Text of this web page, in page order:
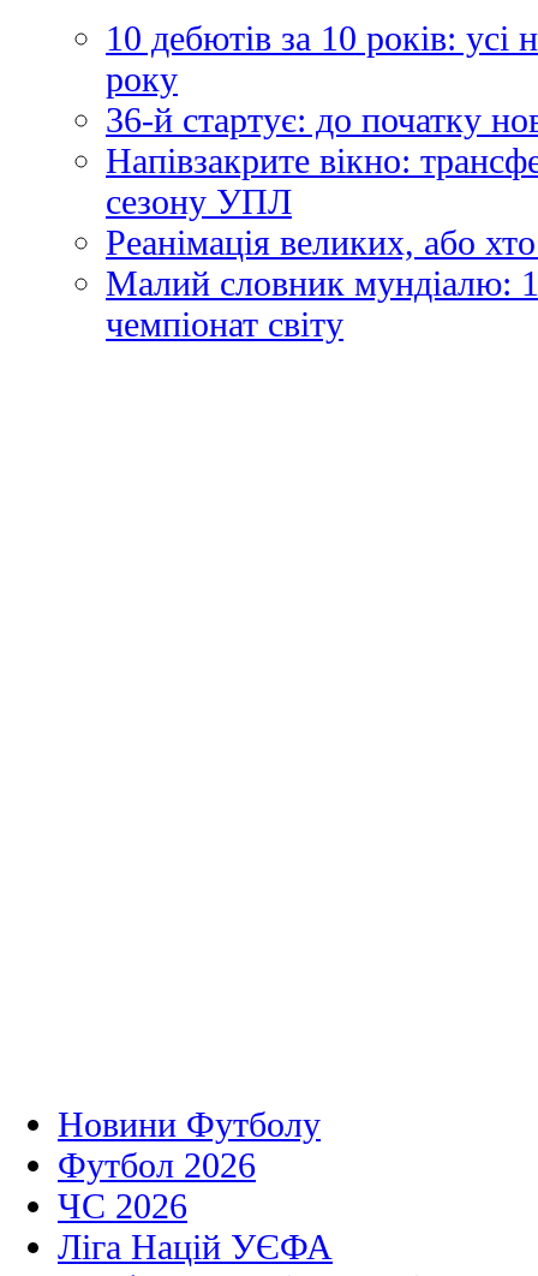
10 дебютів за 10 років:
року
36-й стартує: до початку
Напівзакрите вікно:
сезону УПЛ
Реанімація великих, або
Малий словник мундіалю:
чемпіонат світу
Новини Футболу
Футбол 2026
ЧС 2026
Ліга Націй УЄФА